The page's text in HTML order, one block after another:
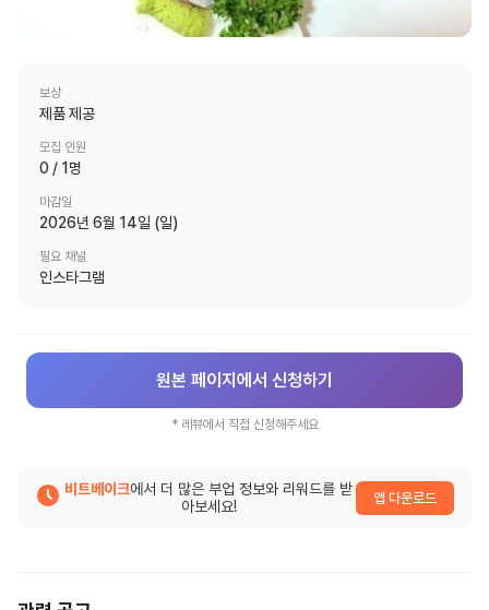
보상
제품 제공
모집 인원
0 / 1 명
마감일
2026년 6월 14일 (일)
필요 채널
인스타그램
원본 페이지에서 신청하기
* 레뷰에서 직접 신청해주세요
비트베이크에서 더 많은 부업 정보와 리워드를 받
아보세요!
앱 다운로드